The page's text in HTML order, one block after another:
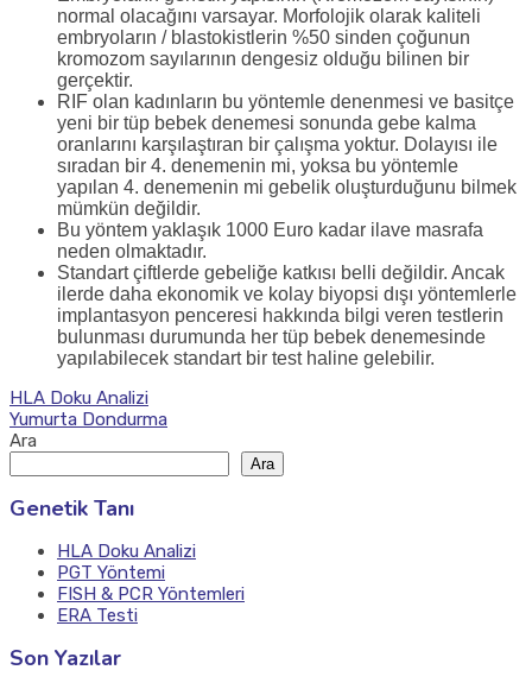
normal olacağını varsayar. Morfolojik olarak kaliteli
embryoların / blastokistlerin %50 sinden çoğunun
kromozom sayılarının dengesiz olduğu bilinen bir
gerçektir.
RIF olan kadınların bu yöntemle denenmesi ve basitçe
yeni bir tüp bebek denemesi sonunda gebe kalma
oranlarını karşılaştıran bir çalışma yoktur. Dolayısı ile
sıradan bir 4. denemenin mi, yoksa bu yöntemle
yapılan 4. denemenin mi gebelik oluşturduğunu bilmek
mümkün değildir.
Bu yöntem yaklaşık 1000 Euro kadar ilave masrafa
neden olmaktadır.
Standart çiftlerde gebeliğe katkısı belli değildir. Ancak
ilerde daha ekonomik ve kolay biyopsi dışı yöntemlerle
implantasyon penceresi hakkında bilgi veren testlerin
bulunması durumunda her tüp bebek denemesinde
yapılabilecek standart bir test haline gelebilir.
Yazı
gezinmesi
HLA Doku Analizi
Yumurta Dondurma
Ara
Ara
Genetik Tanı
HLA Doku Analizi
PGT Yöntemi
FISH & PCR Yöntemleri
ERA Testi
Son Yazılar